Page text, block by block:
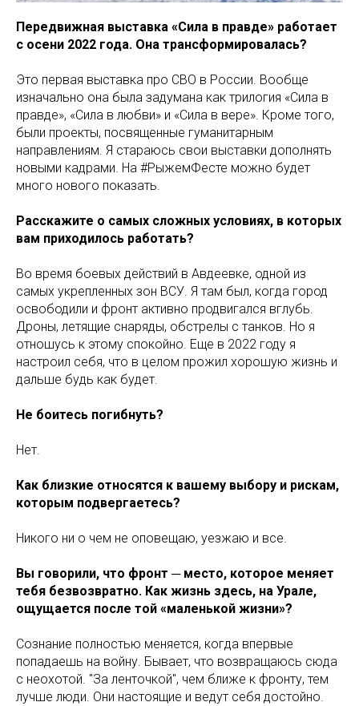
Передвижная выставка «Сила в правде» работает
с осени 2022 года. Она трансформировалась?
Это первая выставка про СВО в России. Вообще
изначально она была задумана как трилогия «Сила в
правде», «Сила в любви» и «Сила в вере». Кроме того,
были проекты, посвященные гуманитарным
направлениям. Я стараюсь свои выставки дополнять
новыми кадрами. На #РыжемФесте можно будет
много нового показать.
Расскажите о самых сложных условиях, в которых
вам приходилось работать?
Во время боевых действий в Авдеевке, одной из
самых укрепленных зон ВСУ. Я там был, когда город
освободили и фронт активно продвигался вглубь.
Дроны, летящие снаряды, обстрелы с танков. Но я
отношусь к этому спокойно. Еще в 2022 году я
настроил себя, что в целом прожил хорошую жизнь и
дальше будь как будет.
Не боитесь погибнуть?
Нет.
Как близкие относятся к вашему выбору и рискам,
которым подвергаетесь?
Никого ни о чем не оповещаю, уезжаю и все.
Вы говорили, что фронт ─ место, которое меняет
тебя безвозвратно. Как жизнь здесь, на Урале,
ощущается после той «маленькой жизни»?
Сознание полностью меняется, когда впервые
попадаешь на войну. Бывает, что возвращаюсь сюда
с неохотой. "За ленточкой", чем ближе к фронту, тем
лучше люди. Они настоящие и ведут себя достойно.